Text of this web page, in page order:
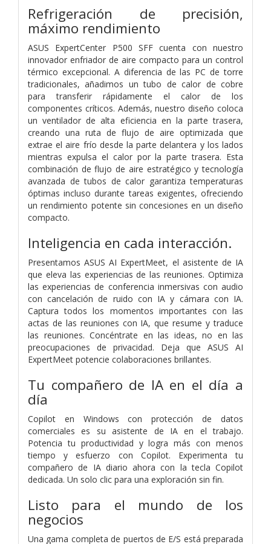
Refrigeración de precisión,
máximo rendimiento
ASUS ExpertCenter P500 SFF cuenta con nuestro
innovador enfriador de aire compacto para un control
térmico excepcional. A diferencia de las PC de torre
tradicionales, añadimos un tubo de calor de cobre
para transferir rápidamente el calor de los
componentes críticos. Además, nuestro diseño coloca
un ventilador de alta eficiencia en la parte trasera,
creando una ruta de flujo de aire optimizada que
extrae el aire frío desde la parte delantera y los lados
mientras expulsa el calor por la parte trasera. Esta
combinación de flujo de aire estratégico y tecnología
avanzada de tubos de calor garantiza temperaturas
óptimas incluso durante tareas exigentes, ofreciendo
un rendimiento potente sin concesiones en un diseño
compacto.
Inteligencia en cada interacción.
Presentamos ASUS AI ExpertMeet, el asistente de IA
que eleva las experiencias de las reuniones. Optimiza
las experiencias de conferencia inmersivas con audio
con cancelación de ruido con IA y cámara con IA.
Captura todos los momentos importantes con las
actas de las reuniones con IA, que resume y traduce
las reuniones. Concéntrate en las ideas, no en las
preocupaciones de privacidad. Deja que ASUS AI
ExpertMeet potencie colaboraciones brillantes.
Tu compañero de IA en el día a
día
Copilot en Windows con protección de datos
comerciales es su asistente de IA en el trabajo.
Potencia tu productividad y logra más con menos
tiempo y esfuerzo con Copilot. Experimenta tu
compañero de IA diario ahora con la tecla Copilot
dedicada. Un solo clic para una exploración sin fin.
Listo para el mundo de los
negocios
Una gama completa de puertos de E/S está preparada